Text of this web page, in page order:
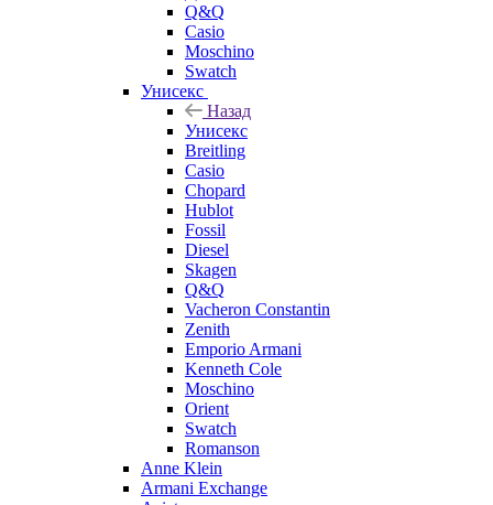
Q&Q
Casio
Moschino
Swatch
Унисекс
Назад
Унисекс
Breitling
Casio
Chopard
Hublot
Fossil
Diesel
Skagen
Q&Q
Vacheron Constantin
Zenith
Emporio Armani
Kenneth Cole
Moschino
Orient
Swatch
Romanson
Anne Klein
Armani Exchange